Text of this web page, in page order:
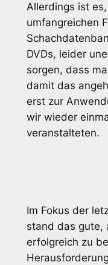
Allerdings ist
umfangreichen
DVDs, leider
sorgen, dass
damit das
erst zur
wir wieder
veranstalteten.
Im Fokus der
stand das gute,
erfolgreich zu